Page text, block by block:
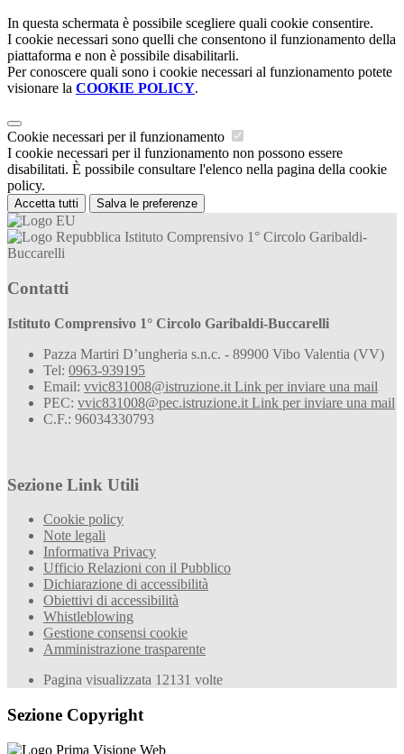
In questa schermata è possibile scegliere quali cookie consentire.
I cookie necessari sono quelli che consentono il funzionamento della
piattaforma e non è possibile disabilitarli.
Per conoscere quali sono i cookie necessari al funzionamento potete
visionare la COOKIE POLICY.
Cookie necessari per il funzionamento
I cookie necessari per il funzionamento non possono essere
disabilitati. È possibile consultare l'elenco nella pagina della cookie
policy.
Accetta tutti Salva le preferenze
Istituto Comprensivo 1° Circolo Garibaldi-
Buccarelli
Contatti
Istituto Comprensivo 1° Circolo Garibaldi-Buccarelli
Pazza Martiri D’ungheria s.n.c. - 89900 Vibo Valentia (VV)
Tel: 0963-939195
Email: vvic831008@istruzione.it Link per inviare una mail
PEC: vvic831008@pec.istruzione.it Link per inviare una mail
C.F.: 96034330793
Sezione Link Utili
Cookie policy
Note legali
Informativa Privacy
Ufficio Relazioni con il Pubblico
Dichiarazione di accessibilità
Obiettivi di accessibilità
Whistleblowing
Gestione consensi cookie
Amministrazione trasparente
Pagina visualizzata 12131 volte
Sezione Copyright